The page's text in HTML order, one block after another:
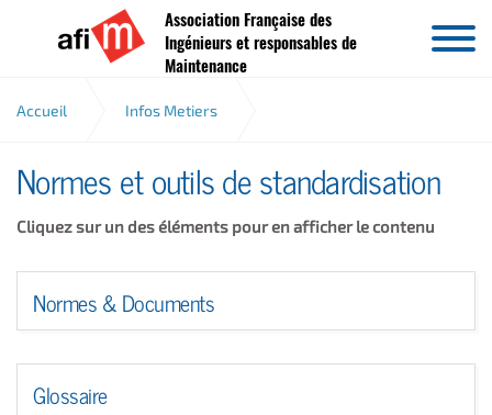
Aller au contenu
Association Française des
Ingénieurs et responsables de
Maintenance
Accueil Infos Metiers
Normes et outils de standardisation
Normes et outils de standardisation
Cliquez sur un des éléments pour en afficher le contenu
Normes & Documents
Glossaire